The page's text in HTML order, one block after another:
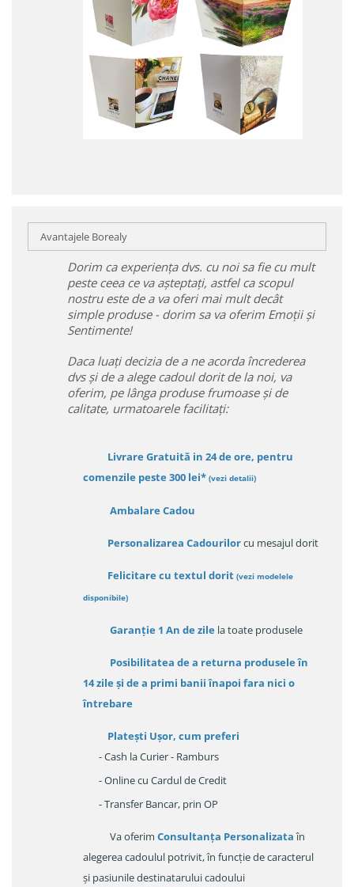
Avantajele Borealy
Dorim ca experiența dvs. cu noi sa fie cu mult
peste ceea ce va așteptați, astfel ca scopul
nostru este de a va oferi mai mult decât
simple produse - dorim sa va oferim Emoții și
Sentimente!
Daca luați decizia de a ne acorda încrederea
dvs și de a alege cadoul dorit de la noi, va
oferim, pe lânga produse frumoase și de
calitate, urmatoarele facilitați:
Livrare Gratuită in 24 de ore, pentru
comenzile peste 300 lei* (vezi detalii)
Ambalare Cadou
Personalizarea Cadourilorcu mesajul dorit
Felicitare cu textul dorit (vezi modelele
disponibile)
Garanție 1 An de zile la toate produsele
Posibilitatea de a returna produsele în
14 zileși de a primi banii înapoi fara nici o
întrebare
Platești Ușor, cum preferi
- Cash la Curier - Ramburs
- Online cu Cardul de Credit
- Transfer Bancar, prin OP
Va oferim Consultanța Personalizataîn
alegerea cadoulul potrivit, în funcție de caracterul
și pasiunile destinatarului cadoului